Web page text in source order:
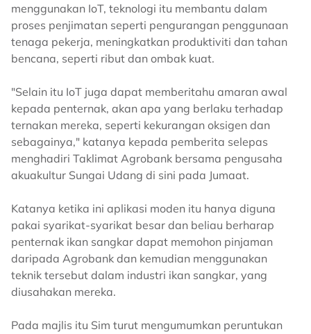
menggunakan IoT, teknologi itu membantu dalam
proses penjimatan seperti pengurangan penggunaan
tenaga pekerja, meningkatkan produktiviti dan tahan
bencana, seperti ribut dan ombak kuat.
"Selain itu IoT juga dapat memberitahu amaran awal
kepada penternak, akan apa yang berlaku terhadap
ternakan mereka, seperti kekurangan oksigen dan
sebagainya," katanya kepada pemberita selepas
menghadiri Taklimat Agrobank bersama pengusaha
akuakultur Sungai Udang di sini pada Jumaat.
Katanya ketika ini aplikasi moden itu hanya diguna
pakai syarikat-syarikat besar dan beliau berharap
penternak ikan sangkar dapat memohon pinjaman
daripada Agrobank dan kemudian menggunakan
teknik tersebut dalam industri ikan sangkar, yang
diusahakan mereka.
Pada majlis itu Sim turut mengumumkan peruntukan